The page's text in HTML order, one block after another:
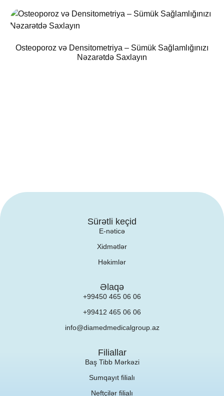
Osteoporoz və Densitometriya – Sümük Sağlamlığınızı
Nəzarətdə Saxlayın
Sürətli keçid
E-nəticə
Xidmətlər
Həkimlər
Əlaqə
+99450 465 06 06
+99412 465 06 06
info@diamedmedicalgroup.az
Filiallar
Baş Tibb Mərkəzi
Sumqayıt filialı
Neftçilər filialı